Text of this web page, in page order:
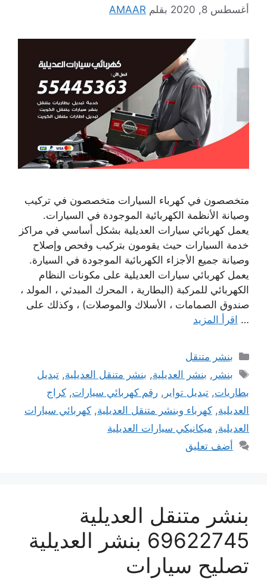
أغسطس 8, 2020 بقلم AMAAR
متخصصون في كهرباء السيارات متخصصون في تركيب
وصيانة الأنظمة الكهربائية الموجودة في السيارات.
يعمل كهربائي سيارات العديلية بشكل أساسي في مراكز
خدمة السيارات حيث يقومون بتركيب وفحص وإصلاح
وصيانة جميع الأجزاء الكهربائية الموجودة في السيارة.
يعمل كهربائي سيارات العديلية على مكونات النظام
الكهربائي للمركبة (البطارية ، المحرك المبدئي ، المولد ،
صندوق الصمامات ، الأسلاك والموصلات) ، وكذلك على
… اقرأ المزيد
التصنيفات
بنشر متنقل
الوسوم
بنشر , بنشر العديلية, بنشر متنقل العديلية,تبديل
بطاريات, تبديل تواير , رقم كهربائي سيارات, كراج
العديلية, كهرباء وبنشر متنقل العديلية, كهربائي سيارات
العديلية, ميكانيكي سيارات العديلية
أضف تعليق
بنشر متنقل العديلية
69622745 بنشر العديلية
تصليح سيارات